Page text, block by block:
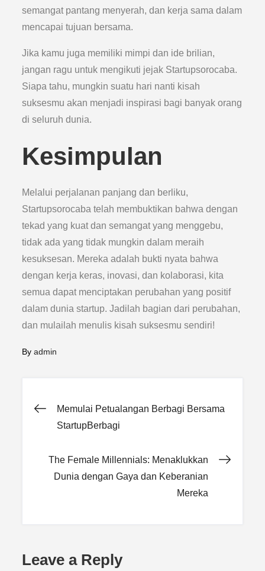
semangat pantang menyerah, dan kerja sama dalam
mencapai tujuan bersama.
Jika kamu juga memiliki mimpi dan ide brilian,
jangan ragu untuk mengikuti jejak Startupsorocaba.
Siapa tahu, mungkin suatu hari nanti kisah
suksesmu akan menjadi inspirasi bagi banyak orang
di seluruh dunia.
Kesimpulan
Melalui perjalanan panjang dan berliku,
Startupsorocaba telah membuktikan bahwa dengan
tekad yang kuat dan semangat yang menggebu,
tidak ada yang tidak mungkin dalam meraih
kesuksesan. Mereka adalah bukti nyata bahwa
dengan kerja keras, inovasi, dan kolaborasi, kita
semua dapat menciptakan perubahan yang positif
dalam dunia startup. Jadilah bagian dari perubahan,
dan mulailah menulis kisah suksesmu sendiri!
Byadmin
Post
Memulai Petualangan Berbagi Bersama
StartupBerbagi
The Female Millennials: Menaklukkan
Dunia dengan Gaya dan Keberanian
Mereka
Leave a Reply